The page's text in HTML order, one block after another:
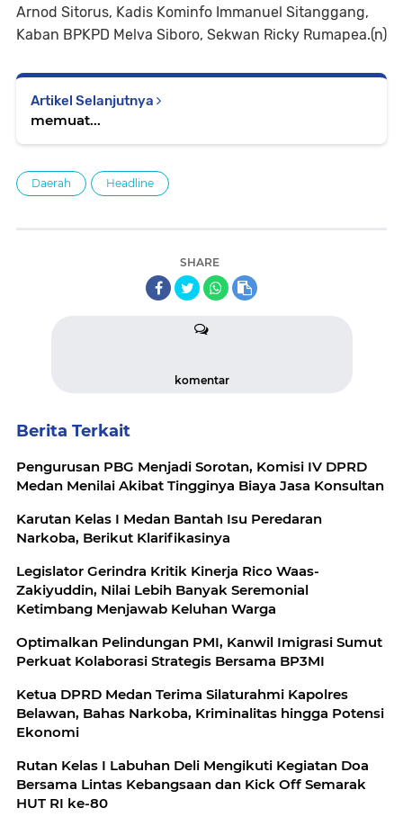
Arnod Sitorus, Kadis Kominfo Immanuel Sitanggang,
Kaban BPKPD Melva Siboro, Sekwan Ricky Rumapea.(n)
Artikel Selanjutnya
memuat...
Daerah Headline
SHARE
komentar
Berita Terkait
Pengurusan PBG Menjadi Sorotan, Komisi IV DPRD
Medan Menilai Akibat Tingginya Biaya Jasa Konsultan
Karutan Kelas I Medan Bantah Isu Peredaran
Narkoba, Berikut Klarifikasinya
Legislator Gerindra Kritik Kinerja Rico Waas-
Zakiyuddin, Nilai Lebih Banyak Seremonial
Ketimbang Menjawab Keluhan Warga
Optimalkan Pelindungan PMI, Kanwil Imigrasi Sumut
Perkuat Kolaborasi Strategis Bersama BP3MI
Ketua DPRD Medan Terima Silaturahmi Kapolres
Belawan, Bahas Narkoba, Kriminalitas hingga Potensi
Ekonomi
Rutan Kelas I Labuhan Deli Mengikuti Kegiatan Doa
Bersama Lintas Kebangsaan dan Kick Off Semarak
HUT RI ke-80